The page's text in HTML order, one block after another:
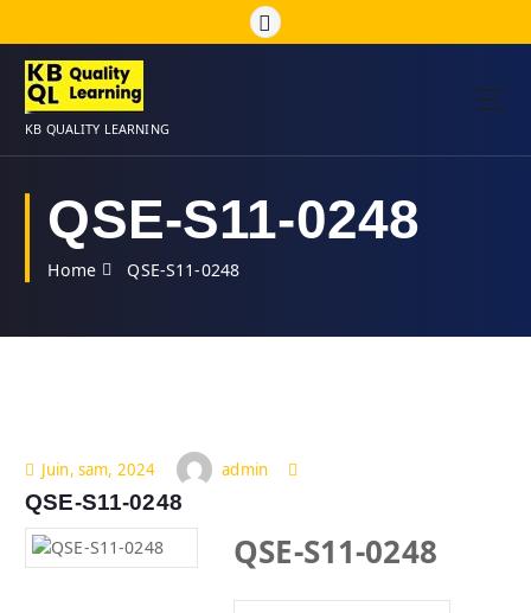
KB QUALITY LEARNING
QSE-S11-0248
Home QSE-S11-0248
Juin, sam, 2024 admin
QSE-S11-0248
QSE-S11-0248